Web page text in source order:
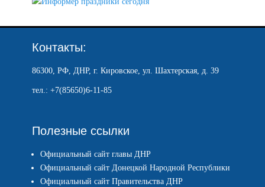
Контакты:
86300, РФ, ДНР, г. Кировское, ул. Шахтерская, д. 39
тел.: +7(85650)6-11-85
Полезные ссылки
Официальный сайт главы ДНР
Официальный сайт Донецкой Народной Республики
Официальный сайт Правительства ДНР